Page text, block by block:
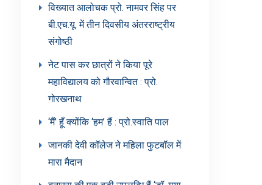
विख्यात आलोचक प्रो. नामवर सिंह पर
बी.एच.यू. में तीन दिवसीय अंतरराष्ट्रीय
संगोष्ठी
नेट पास कर छात्रों ने किया पूरे
महाविद्यालय को गौरवान्वित : प्रो.
गोरखनाथ
‘मैं’ हूँ क्योंकि ‘हम’ हैं : प्रो.स्वाति पाल
जानकी देवी कॉलेज ने महिला फुटबॉल में
मारा मैदान